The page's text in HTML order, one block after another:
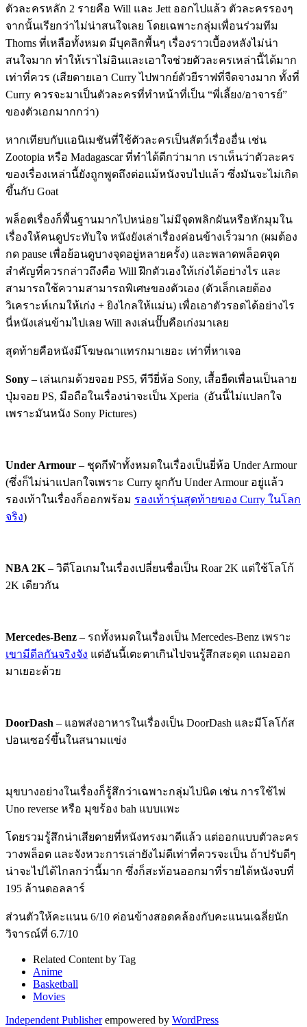
ตัวละครหลัก 2 รายคือ Will และ Jett ออกไปแล้ว ตัวละครรองๆ
จากนั้นเรียกว่าไม่น่าสนใจเลย โดยเฉพาะกลุ่มเพื่อนร่วมทีม
Thorns ที่เหลือทั้งหมด มีบุคลิกพื้นๆ เรื่องราวเบื้องหลังไม่น่า
สนใจมาก ทำให้เราไม่อินและเอาใจช่วยตัวละครเหล่านี้ได้มาก
เท่าที่ควร (เสียดายเอา Curry ไปพากย์ตัวยีราฟที่จืดจางมาก ทั้งที่
Curry ควรจะมาเป็นตัวละครที่ทำหน้าที่เป็น “พี่เลี้ยง/อาจารย์”
ของตัวเอกมากกว่า)
หากเทียบกับแอนิเมชันที่ใช้ตัวละครเป็นสัตว์เรื่องอื่น เช่น
Zootopia หรือ Madagascar ที่ทำได้ดีกว่ามาก เราเห็นว่าตัวละคร
ของเรื่องเหล่านี้ยังถูกพูดถึงต่อแม้หนังจบไปแล้ว ซึ่งมันจะไม่เกิด
ขึ้นกับ Goat
พล็อตเรื่องก็พื้นฐานมากไปหน่อย ไม่มีจุดพลิกผันหรือหักมุมใน
เรื่องให้คนดูประทับใจ หนังยังเล่าเรื่องค่อนข้างเร็วมาก (ผมต้อง
กด pause เพื่อย้อนดูบางจุดอยู่หลายครั้ง) และพลาดพล็อตจุด
สำคัญที่ควรกล่าวถึงคือ Will ฝึกตัวเองให้เก่งได้อย่างไร และ
สามารถใช้ความสามารถพิเศษของตัวเอง (ตัวเล็กเลยต้อง
วิเคราะห์เกมให้เก่ง + ยิงไกลให้แม่น) เพื่อเอาตัวรอดได้อย่างไร
นี่หนังเล่นข้ามไปเลย Will ลงเล่นปั๊บคือเก่งมาเลย
สุดท้ายคือหนังมีโฆษณาแทรกมาเยอะ เท่าที่หาเจอ
Sony – เล่นเกมด้วยจอย PS5, ทีวียี่ห้อ Sony, เสื้อยืดเพื่อนเป็นลาย
ปุ่มจอย PS, มือถือในเรื่องน่าจะเป็น Xperia (อันนี้ไม่แปลกใจ
เพราะมันหนัง Sony Pictures)
Under Armour – ชุดกีฬาทั้งหมดในเรื่องเป็นยี่ห้อ Under Armour
(ซึ่งก็ไม่น่าแปลกใจเพราะ Curry ผูกกับ Under Armour อยู่แล้ว
รองเท้าในเรื่องก็ออกพร้อม รองเท้ารุ่นสุดท้ายของ Curry ในโลก
จริง)
NBA 2K– วิดีโอเกมในเรื่องเปลี่ยนชื่อเป็น Roar 2K แต่ใช้โลโก้
2K เดียวกัน
Mercedes-Benz – รถทั้งหมดในเรื่องเป็น Mercedes-Benz เพราะ
เขามีดีลกันจริงจัง แต่อันนี้เตะตาเกินไปจนรู้สึกสะดุด แถมออก
มาเยอะด้วย
DoorDash – แอพส่งอาหารในเรื่องเป็น DoorDash และมีโลโก้ส
ปอนเซอร์ขึ้นในสนามแข่ง
มุขบางอย่างในเรื่องก็รู้สึกว่าเฉพาะกลุ่มไปนิด เช่น การใช้ไพ่
Uno reverse หรือ มุขร้อง bah แบบแพะ
โดยรวมรู้สึกน่าเสียดายที่หนังทรงมาดีแล้ว แต่ออกแบบตัวละคร
วางพล็อต และจังหวะการเล่ายังไม่ดีเท่าที่ควรจะเป็น ถ้าปรับดีๆ
น่าจะไปได้ไกลกว่านี้มาก ซึ่งก็สะท้อนออกมาที่รายได้หนังจบที่
195 ล้านดอลลาร์
ส่วนตัวให้คะแนน 6/10 ค่อนข้างสอดคล้องกับคะแนนเฉลี่ยนัก
วิจารณ์ที่ 6.7/10
Related Content by Tag
Anime
Basketball
Movies
Independent Publisherempowered by WordPress